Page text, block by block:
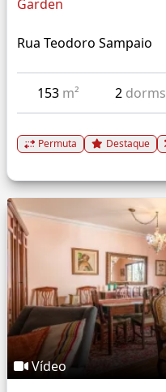
Garden
Rua Teodoro Sampaio
153 m² 2 dorms
Permuta Destaque
Vídeo